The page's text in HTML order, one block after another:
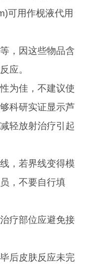
可用作枧液代用
，因这些物品含
应。
为佳，不建议使
科研实证显示芦
轻放射治疗引起
，若界线变得模
，不要自行填
疗部位应避免接
后皮肤反应未完